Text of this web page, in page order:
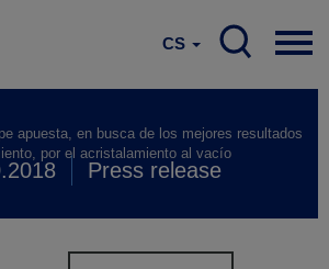
CS
apuesta, en busca de los mejores resultados
por el acristalamiento al vacío
Press release